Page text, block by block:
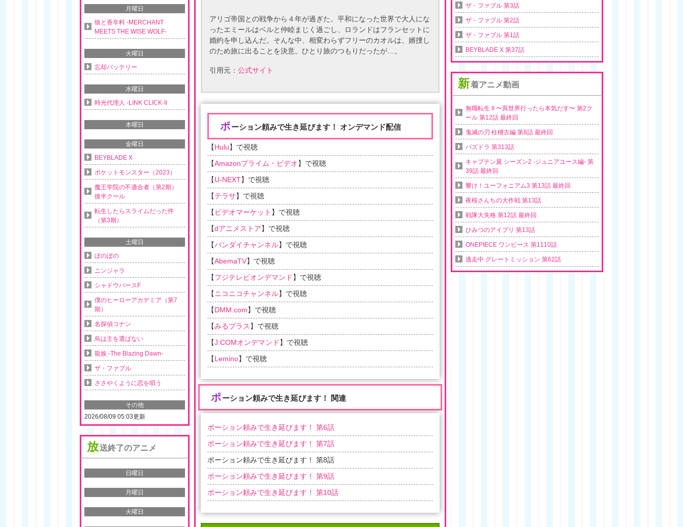
アリゴ帝国との戦争から４年が過ぎた。平和になった世界で大人にな
ったエミールはベルと仲睦まじく過ごし、ロランドはフランセットに
婚約を申し込んだ。そんな中、相変わらずフリーのカオルは、婿捜し
のため旅に出ることを決意。ひとり旅のつもりだったが…。
引用元： 公式サイト
ポーション頼みで生き延びます！ オンデマンド配信
【Hulu】で視聴
【Amazonプライム・ビデオ】で視聴
【U-NEXT】で視聴
【テラサ】で視聴
【 ビデオマーケット 】で視聴
【dアニメストア】で視聴
【バンダイチャンネル】で視聴
【AbemaTV】で視聴
【フジテレビオンデマンド 】で視聴
【ニコニコチャンネル】で視聴
【DMM.com】で視聴
【みるプラス 】で視聴
【J:COMオンデマンド 】で視聴
【Lemino】で視聴
ポーション頼みで生き延びます！ 関連
ポーション頼みで生き延びます！ 第6話
ポーション頼みで生き延びます！ 第7話
ポーション頼みで生き延びます！ 第8話
ポーション頼みで生き延びます！ 第9話
ポーション頼みで生き延びます！ 第10話
月曜日
狼と香辛料 -MERCHANT
MEETS THE WISE WOLF-
火曜日
忘却バッテリー
水曜日
時光代理人 -LINK CLICK-II
木曜日
金曜日
BEYBLADE X
ポケットモンスター（2023）
魔王学院の不適合者（第2期）
後半クール
転生したらスライムだった件
（第3期）
土曜日
ぼのぼの
ニンジャラ
シャドウバースF
僕のヒーローアカデミア（第7
期）
名探偵コナン
烏は主を選ばない
龍族 -The Blazing Dawn-
ザ・ファブル
ささやくように恋を唄う
その他
2026/08/09 05:03更新
放送終了のアニメ
日曜日
月曜日
火曜日
ザ・ファブル 第3話
ザ・ファブル 第2話
ザ・ファブル 第1話
BEYBLADE X 第37話
新着アニメ動画
無職転生 II 〜異世界行ったら本気だす〜 第2ク
ール 第12話 最終回
鬼滅の刃 柱稽古編 第8話 最終回
パズドラ 第313話
キャプテン翼 シーズン2 -ジュニアユース編- 第
39話 最終回
響け！ユーフォニアム3 第13話 最終回
夜桜さんちの大作戦 第13話
戦隊大失格 第12話 最終回
ひみつのアイプリ 第13話
ONEPIECE ワンピース 第1110話
逃走中 グレートミッション 第62話